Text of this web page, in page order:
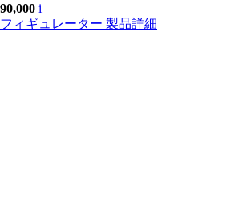
i
ィギュレーター 製品詳細